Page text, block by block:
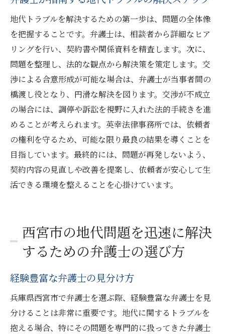
地代トラブルを解決するための第一歩は、問題の全体像
を把握することです。弁護士は、相談者から詳細なヒア
リングを行い、契約書や関係資料を精査します。次に、
問題を整理し、法的な観点から解決策を策定します。交
渉による合意形成が可能な場合は、弁護士が当事者間の
橋渡し役となり、円滑な解決を図ります。交渉が不成立
の場合には、調停や訴訟を視野に入れた法的手続きを進
めることが考えられます。英幸法律事務所では、依頼者
の権利を守るため、可能な限り最良の結果を導くことを
目指しています。最終的には、問題が再発しないよう、
契約内容の見直しや改善を提案し、依頼者が安心して生
活できる環境を整えることを心掛けています。
西宮市の地代問題を迅速に解決
するための弁護士の選び方
経験豊富な弁護士の見分け方
兵庫県西宮市で弁護士を選ぶ際、経験豊富な弁護士を見
分けることは非常に重要です。地代に関するトラブルを
抱える場合、特にその問題を専門的に扱ってきた弁護士